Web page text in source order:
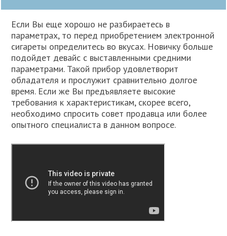
Если Вы еще хорошо не разбираетесь в
параметрах, то перед приобретением электронной
сигареты определитесь во вкусах. Новичку больше
подойдет девайс с выставленными средними
параметрами. Такой прибор удовлетворит
обладателя и прослужит сравнительно долгое
время. Если же Вы предъявляете высокие
требования к характеристикам, скорее всего,
необходимо спросить совет продавца или более
опытного специалиста в данном вопросе.